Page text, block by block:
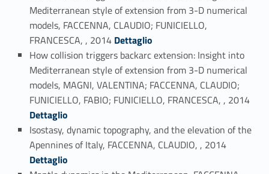
Mediterranean style of extension from 3-D numerical
models, FACCENNA, CLAUDIO; FUNICIELLO,
FRANCESCA, , 2014 Link identifier #identifier_person_92465-112
Dettaglio
How collision triggers backarc extension: Insight into
Mediterranean style of extension from 3-D numerical
models, MAGNI, VALENTINA; FACCENNA, CLAUDIO;
FUNICIELLO, FABIO; FUNICIELLO, FRANCESCA, , 2014
Dettaglio
Isostasy, dynamic topography, and the elevation of the
Apennines of Italy, FACCENNA, CLAUDIO, , 2014
Dettaglio